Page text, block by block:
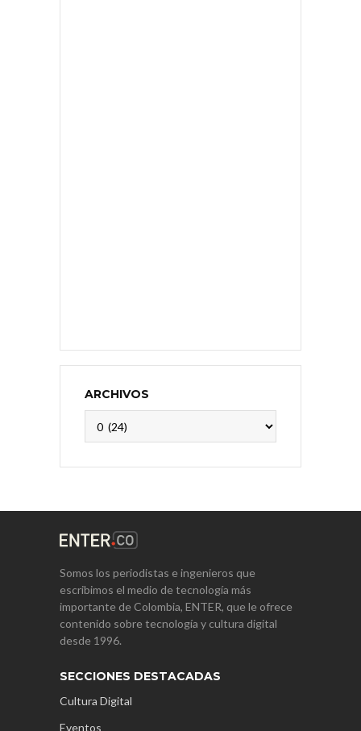
ARCHIVOS
Somos los periodistas e ingenieros que
escribimos el medio de tecnología más
importante de Colombia, ENTER, que le ofrece
contenido sobre tecnología y cultura digital
desde 1996.
SECCIONES DESTACADAS
Cultura Digital
Eventos